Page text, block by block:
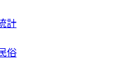
計
俗